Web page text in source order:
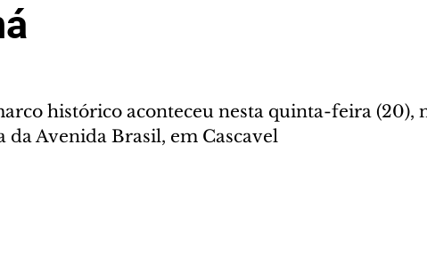
histórico aconteceu nesta quinta-feira (20),
da Avenida Brasil, em Cascavel